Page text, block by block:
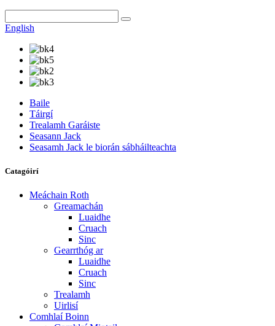
English
Baile
Táirgí
Trealamh Garáiste
Seasann Jack
Seasamh Jack le biorán sábháilteachta
Catagóirí
Meáchain Roth
Greamachán
Luaidhe
Cruach
Sinc
Gearrthóg ar
Luaidhe
Cruach
Sinc
Trealamh
Uirlisí
Comhlaí Boinn